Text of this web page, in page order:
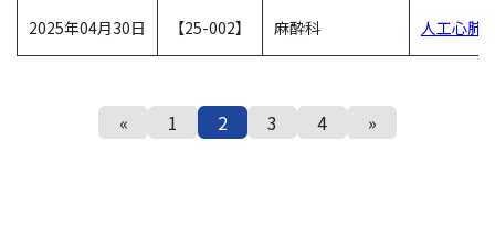
2025年04月30日 【25-002】 麻酔科 人工心肺
« 1 2 3 4 »